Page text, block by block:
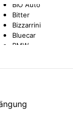
SONAX
BIO Auto
Bitter
Bizzarrini
Bluecar
BMW
Buick